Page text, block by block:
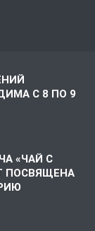
С 8 ПО 9
«ЧАЙ С
ПОСВЯЩЕНА